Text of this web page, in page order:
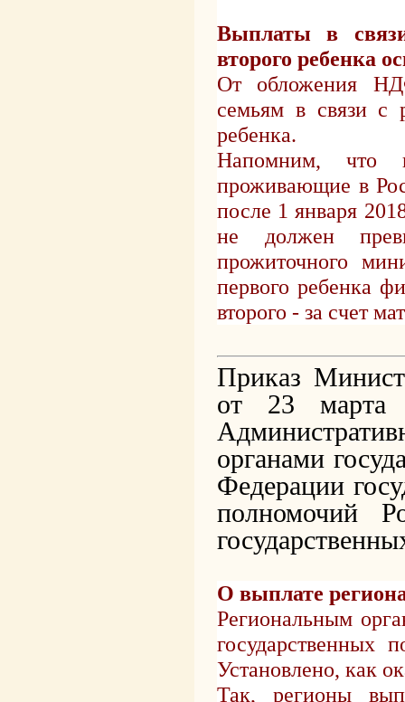
Выплаты в
второго ребенка
От обложения
семьям в связи с
ребенка.
Напомним, что
проживающие в
после 1 января
не должен
прожиточного
первого ребенка
второго - за счет
Приказ
от 23 марта
органами
Федерации
полномочий
О выплате
Региональным
государственных
Установлено, как
Так, регионы